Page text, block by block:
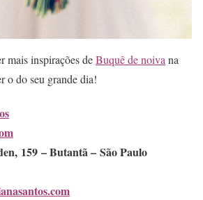
mais inspirações deBuquê de noiva na
o do seu grande dia!
159 – Butantã – São Paulo